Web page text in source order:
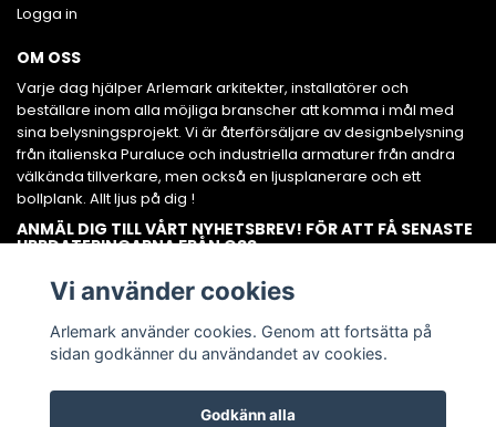
Logga in
OM OSS
Varje dag hjälper Arlemark arkitekter, installatörer och
beställare inom alla möjliga branscher att komma i mål med
sina belysningsprojekt. Vi är återförsäljare av designbelysning
från italienska Puraluce och industriella armaturer från andra
välkända tillverkare, men också en ljusplanerare och ett
bollplank. Allt ljus på dig !
ANMÄL DIG TILL VÅRT NYHETSBREV! FÖR ATT FÅ SENASTE
UPPDATERINGARNA FRÅN OSS.
Vi använder cookies
Arlemark använder cookies. Genom att fortsätta på
sidan godkänner du användandet av cookies.
Godkänn alla